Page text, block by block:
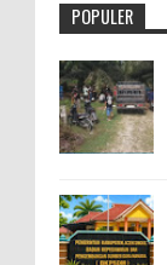
POPULER